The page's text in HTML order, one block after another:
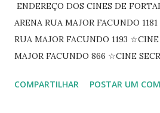
ENDEREÇO DOS CINES DE
ARENA RUA MAJOR FACUNDO
RUA MAJOR FACUNDO 1193
MAJOR FACUNDO 866 ☆CINE
PEIXOTO 1307 ☆CINE IRIS RUA
COMPARTILHAR POSTAR UM